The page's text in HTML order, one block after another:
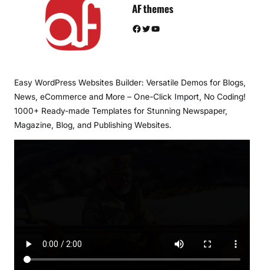
AF themes
Facebook Twitter YouTube
Easy WordPress Websites Builder: Versatile Demos for Blogs,
News, eCommerce and More – One-Click Import, No Coding!
1000+ Ready-made Templates for Stunning Newspaper,
Magazine, Blog, and Publishing Websites.